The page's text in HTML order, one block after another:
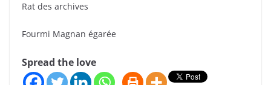
Rat des archives
Fourmi Magnan égarée
Spread the love